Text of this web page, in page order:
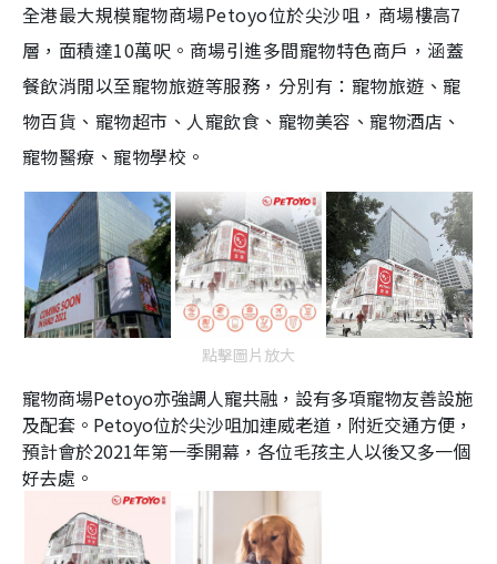
全港最大規模寵物商場Petoyo位於尖沙咀，商場樓高7
層，面積達10萬呎。商場引進多間寵物特色商戶，涵蓋
餐飲消閒以至寵物旅遊等服務，分別有：寵物旅遊、寵
物百貨、寵物超市、人寵飲食、寵物美容、寵物酒店、
寵物醫療、寵物學校。
點擊圖片放大
寵物商場Petoyo亦強調人寵共融，設有多項寵物友善設施
及配套。Petoyo位於尖沙咀加連威老道，附近交通方便，
預計會於2021年第一季開幕，各位毛孩主人以後又多一個
好去處。